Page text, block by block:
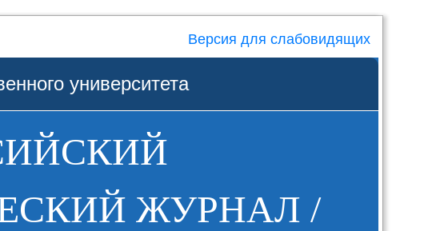
Версия для слабовидящих
университета
ЖУРНАЛ /